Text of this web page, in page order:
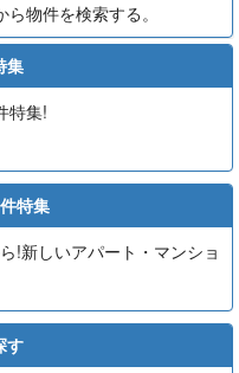
物件を検索する。
集
特集!
特集
!新しいアパート・マンショ
す